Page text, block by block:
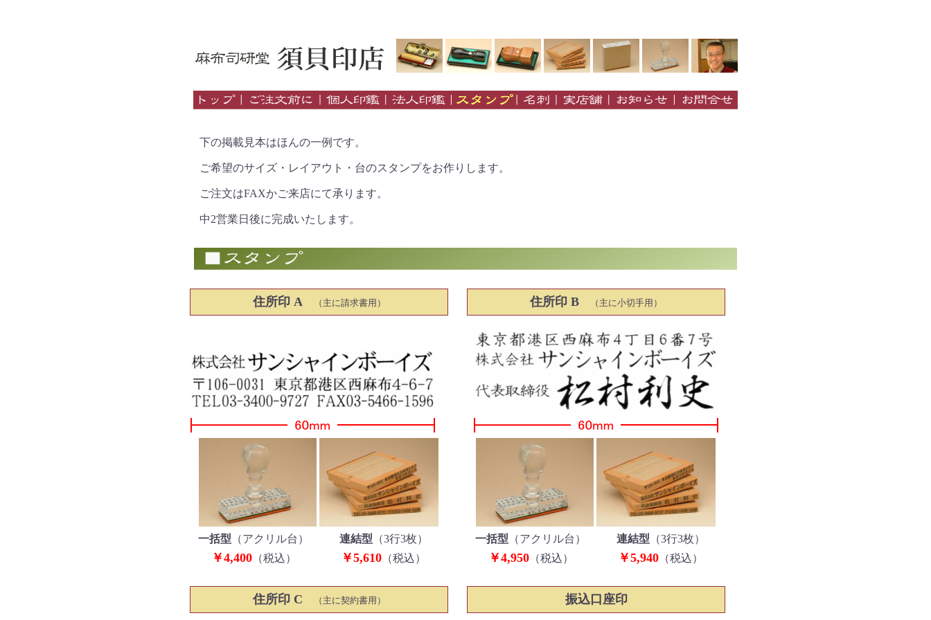
下の掲載見本はほんの一例です。
ご希望のサイズ・レイアウト・台のスタンプをお作りします。
ご注文はFAXかご来店にて承ります。
中2営業日後に完成いたします。
住所印 A （主に請求書用）
一括型 （アクリル台） 連結型 （3行3枚）
￥4,400（税込） ￥5,610 （税込）
住所印 B （主に小切手用）
一括型 （アクリル台） 連結型 （3行3枚）
￥4,950（税込） ￥5,940 （税込）
住所印 C （主に契約書用） 振込口座印